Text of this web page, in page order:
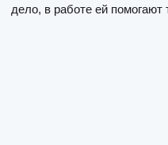
дело, в работе ей